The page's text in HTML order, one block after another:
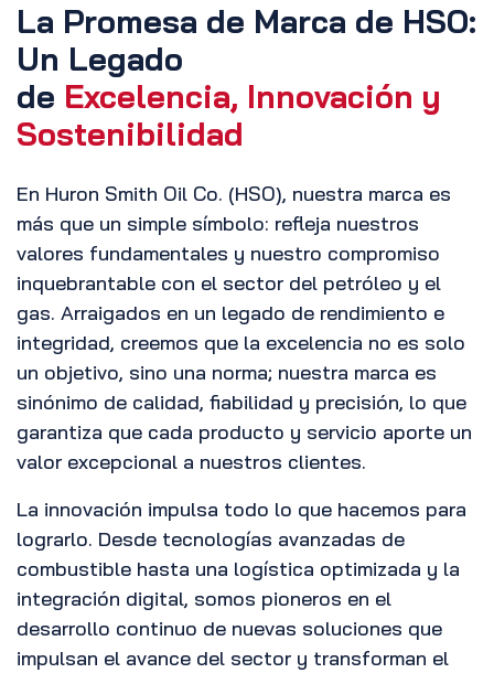
La Promesa de Marca de HSO:
Un Legado
de Excelencia, Innovación y
Sostenibilidad
En Huron Smith Oil Co. (HSO), nuestra marca es
más que un simple símbolo: refleja nuestros
valores fundamentales y nuestro compromiso
inquebrantable con el sector del petróleo y el
gas. Arraigados en un legado de rendimiento e
integridad, creemos que la excelencia no es solo
un objetivo, sino una norma; nuestra marca es
sinónimo de calidad, fiabilidad y precisión, lo que
garantiza que cada producto y servicio aporte un
valor excepcional a nuestros clientes.
La innovación impulsa todo lo que hacemos para
lograrlo. Desde tecnologías avanzadas de
combustible hasta una logística optimizada y la
integración digital, somos pioneros en el
desarrollo continuo de nuevas soluciones que
impulsan el avance del sector y transforman el